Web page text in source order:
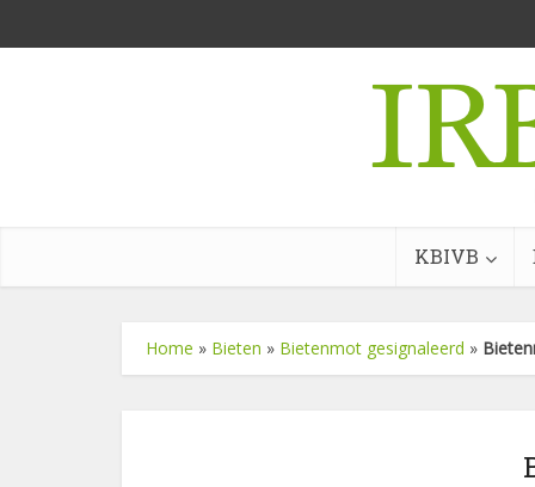
KBIVB
Home » Bieten » Bietenmot gesignaleerd »